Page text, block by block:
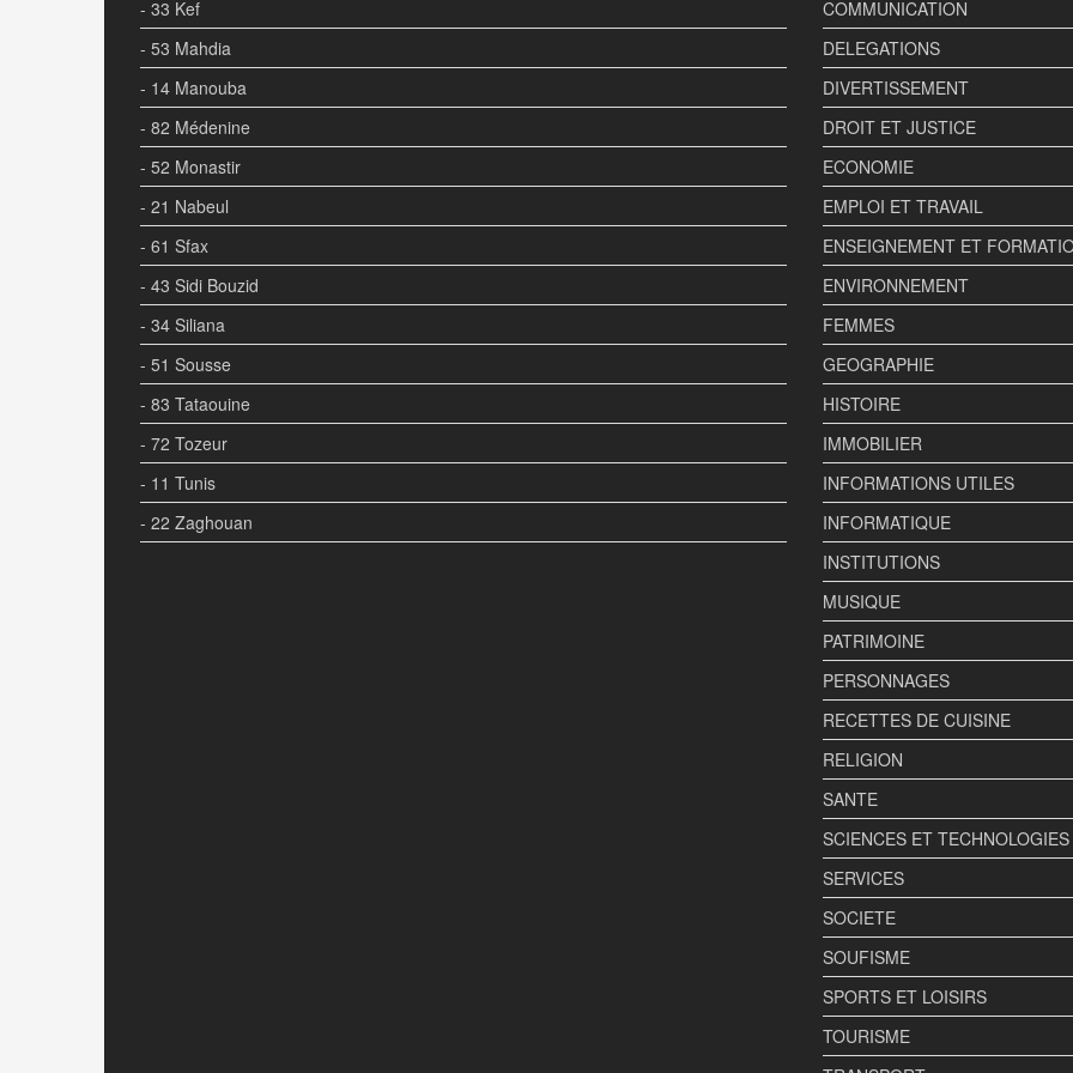
- 33 Kef
- 53 Mahdia
- 14 Manouba
- 82 Médenine
- 52 Monastir
- 21 Nabeul
- 61 Sfax
- 43 Sidi Bouzid
- 34 Siliana
- 51 Sousse
- 83 Tataouine
- 72 Tozeur
- 11 Tunis
- 22 Zaghouan
COMMUNICATION
DELEGATIONS
DIVERTISSEMENT
DROIT ET JUSTICE
ECONOMIE
EMPLOI ET TRAVAIL
ENSEIGNEMENT ET
ENVIRONNEMENT
FEMMES
GEOGRAPHIE
HISTOIRE
IMMOBILIER
INFORMATIONS UTILES
INFORMATIQUE
INSTITUTIONS
MUSIQUE
PATRIMOINE
PERSONNAGES
RECETTES DE CUISINE
RELIGION
SANTE
SCIENCES ET TECHNOLOGIES
SERVICES
SOCIETE
SOUFISME
SPORTS ET LOISIRS
TOURISME